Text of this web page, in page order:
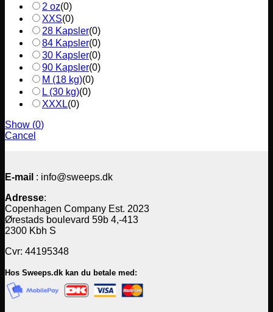
2 oz(0)
XXS(0)
28 Kapsler(0)
84 Kapsler(0)
30 Kapsler(0)
90 Kapsler(0)
M (18 kg)(0)
L (30 kg)(0)
XXXL(0)
Show (0)
Cancel
E-mail : info@sweeps.dk
Adresse:
Copenhagen Company Est. 2023
Ørestads boulevard 59b 4,-413
2300 Kbh S
Cvr: 44195348
Hos Sweeps.dk kan du betale med: